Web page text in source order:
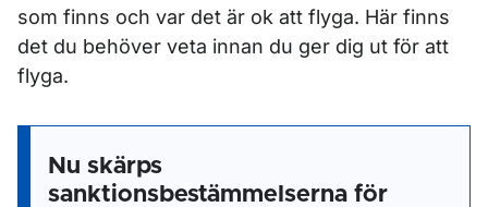
som finns och var det är ok att flyga. Här finns
det du behöver veta innan du ger dig ut för att
flyga.
Nu skärps
sanktionsbestämmelserna för